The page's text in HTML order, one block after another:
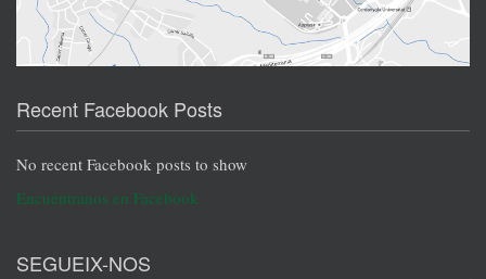
Recent Facebook Posts
No recent Facebook posts to show
Encuéntranos en Facebook
SEGUEIX-NOS